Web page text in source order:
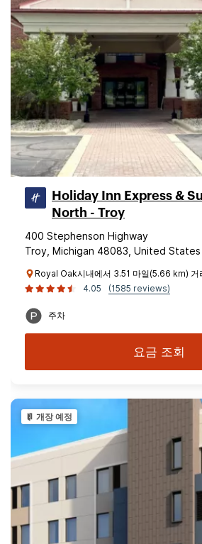
Holiday Inn Express &
North - Troy
400 Stephenson Highway
Troy, Michigan 48083, United States
Royal Oak시내에서 3.51 마일(5.66 km) 거
4.05
(1585 reviews)
주차
요금 조회
개장 예정